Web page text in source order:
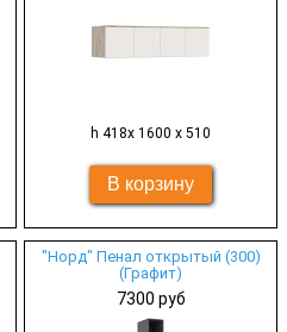
h 418х 1600 х 510
"Норд" Пенал открытый (300)
(Графит)
7300 руб